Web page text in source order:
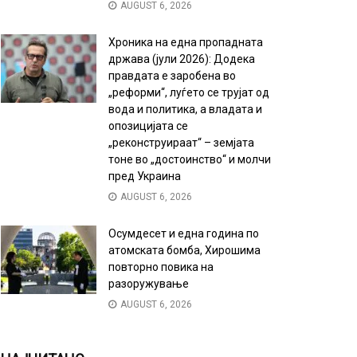
AUGUST 6, 2026
Хроника на една пропадната
држава (јули 2026): Додека
правдата е заробена во
„реформи“, луѓето се трујат од
вода и политика, а владата и
опозицијата се
„реконструираат“ – земјата
тоне во „достоинство“ и молчи
пред Украина
AUGUST 6, 2026
Осумдесет и една година по
атомската бомба, Хирошима
повторно повика на
разоружување
AUGUST 6, 2026